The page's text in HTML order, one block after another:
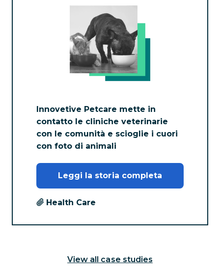
Innovetive Petcare mette in
contatto le cliniche veterinarie
con le comunità e scioglie i cuori
con foto di animali
Leggi la storia completa
Health Care
View all case studies